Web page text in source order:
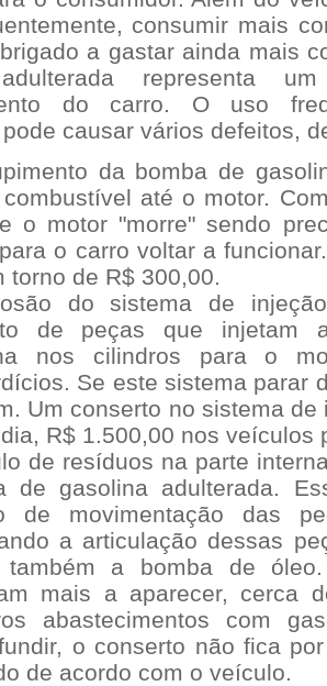
consumir mais
a gastar ainda mais
representa
do carro. O uso
causar vários defeitos,
da bomba de
até o motor.
o motor "morre" sendo
o carro voltar a
torno de R$ 300,00.
do sistema de
de peças que injetam
nos cilindros para o
Se este sistema parar
Um conserto no sistema
R$ 1.500,00 nos veículos
de resíduos na parte
de gasolina adulterada.
de movimentação das
a articulação dessas
também a bomba de
mais a aparecer, cerca
abastecimentos com
o conserto não fica
de acordo com o veículo.